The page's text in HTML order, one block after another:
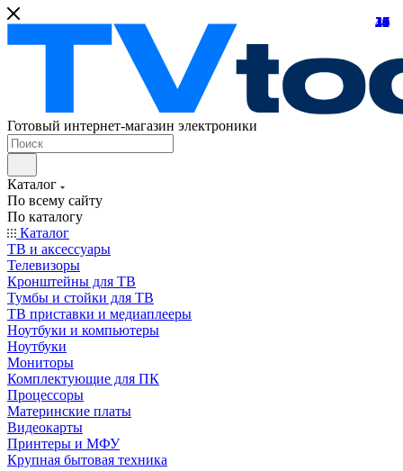
Готовый интернет-магазин электроники
Каталог
По всему сайту
По каталогу
Каталог
ТВ и аксессуары
Телевизоры
Кронштейны для ТВ
Тумбы и стойки для ТВ
ТВ приставки и медиаплееры
Ноутбуки и компьютеры
Ноутбуки
Мониторы
Комплектующие для ПК
Процессоры
Материнские платы
Видеокарты
Принтеры и МФУ
Крупная бытовая техника
21
24
10
7
39
10
8
25
18
32
7
24
31
15
45
26
16
12
27